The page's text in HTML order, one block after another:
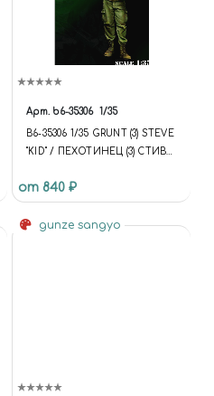
Арт. b6-35306 1/35
B6-35306 1/35 GRUNT (3) STEVE
"KID" / ПЕХОТИНЕЦ (3) СТИВ
от 840 ₽
gunze sangyo